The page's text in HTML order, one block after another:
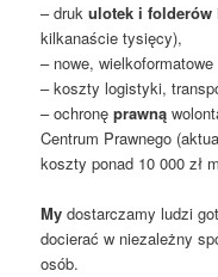
– drukulotek i folderów
kilkanaście tysięcy),
– nowe, wielkoformatowe
– koszty logistyki,
– ochronęprawną
Centrum Prawnego
koszty ponad 10 000 zł
Mydostarczamy ludzi
docierać w niezależny
osób.